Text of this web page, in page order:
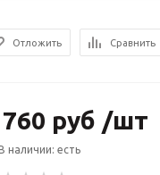
Отложить Сравнить
760 руб /шт
В наличии: есть